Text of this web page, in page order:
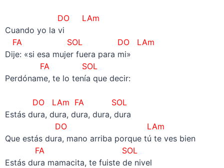
DO
LAm
Cuando yo la vi
FA SOL DO LAm
Dije: «si esa mujer fuera para mi»
FA SOL
Perdóname, te lo tenía que decir:
DO LAm FA SOL
Estás dura, dura, dura, dura, dura
DO LAm
Que estás dura, mano arriba porque tú te ves bien
FA SOL
Estás dura mamacita, te fuiste de nivel